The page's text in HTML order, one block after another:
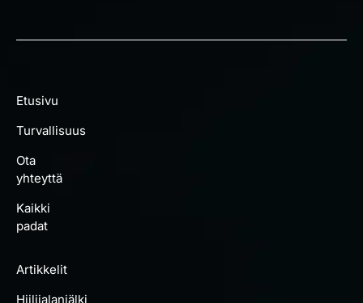
Etusivu
Turvallisuus
Ota
yhteyttä
Kaikki
padat
Artikkelit
Hiilijalanjälki